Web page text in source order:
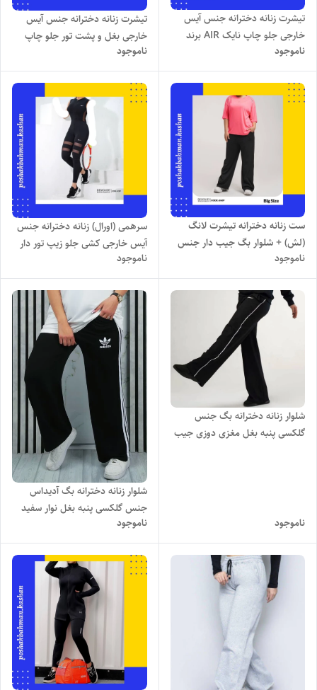
تیشرت زنانه دخترانه جنس آیس
خارجی جلو چاپ نایک AIR برند
IPAK با تنخور بسیار شیک
ناموجود
تیشرت زنانه دخترانه جنس آیس
خارجی بغل و پشت تور جلو چاپ
شیک
ناموجود
ست زنانه دخترانه تیشرت لانگ
(لش) + شلوار بگ جیب دار جنس
تیشرت آیس خارجی + لگ غواصی
با تنخور بسیار شیک
ناموجود
سرهمی (اورال) زنانه دخترانه جنس
آیس خارجی کشی جلو زیپ تور دار
چاپ نایک با تنخور شیک و جذاب
ناموجود
شلوار زنانه دخترانه بگ جنس
گلکسی پنبه بغل مغزی دوزی جیب
ناموجود
شلوار زنانه دخترانه بگ آدیداس
جنس گلکسی پنبه بغل نوار سفید
جیب دار با تنخور شیک و راحت
ناموجود